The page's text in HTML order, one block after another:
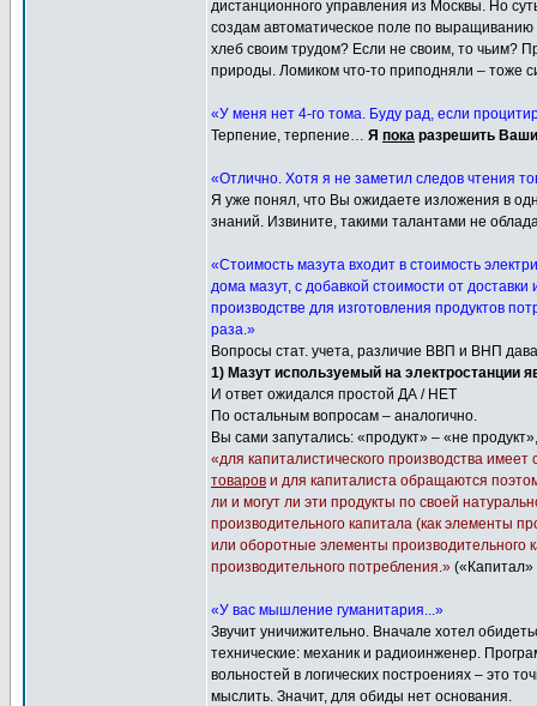
дистанционного управления из Москвы. Но
создам автоматическое поле по выращиванию
хлеб своим трудом? Если не своим, то чьим?
природы. Ломиком что-то приподняли – тоже
«У меня нет 4-го тома. Буду рад, если
Терпение, терпение… Я пока разрешить
«Отлично. Хотя я не заметил следов чтения
Я уже понял, что Вы ожидаете изложения в
знаний. Извините, такими талантами не
«Стоимость мазута входит в стоимость
дома мазут, с добавкой стоимости от
производстве для изготовления продуктов
раза.»
Вопросы стат. учета, различие ВВП и ВНП
1) Мазут используемый на электростанции
И ответ ожидался простой ДА / НЕТ
По остальным вопросам – аналогично.
Вы сами запутались: «продукт» – «не
«для капиталистического производства
товаров и для капиталиста обращаются
ли и могут ли эти продукты по своей
производительного капитала (как элементы
или оборотные элементы производительного
производительного потребления.» («Капитал»
«У вас мышление гуманитария...»
Звучит уничижительно. Вначале хотел
технические: механик и радиоинженер.
вольностей в логических построениях – это
мыслить. Значит, для обиды нет основания.